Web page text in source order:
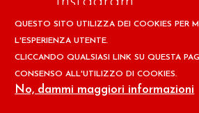
Google
Copyright © 2026 Il design ed i
www.ilpapaverorossoweb.it
QUESTO SITO UTILIZZA DEI COOKIES PER
L'ESPERIENZA UTENTE.
CLICCANDO QUALSIASI LINK SU QUESTA
CONSENSO ALL'UTILIZZO DI COOKIES.
No, dammi maggiori informazioni